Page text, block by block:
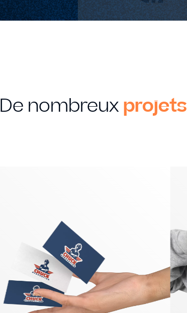
De nombreuxprojets